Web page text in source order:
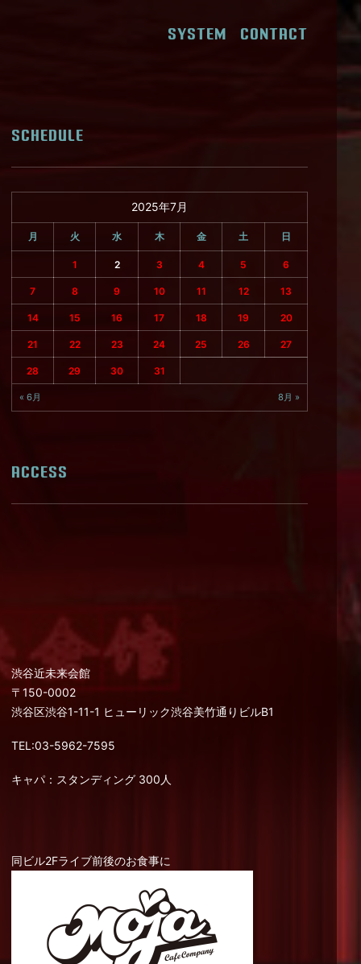
SYSTEM CONTACT
SCHEDULE
2025年7月
月 火 水 木 金 土 日
1 2 3 4 5 6
7 8 9 10 11 12 13
14 15 16 17 18 19 20
21 22 23 24 25 26 27
28 29 30 31
« 6月 8月 »
ACCESS
渋谷近未来会館
〒150-0002
渋谷区渋谷1-11-1 ヒューリック渋谷美竹通りビルB1
TEL:03-5962-7595
キャパ：スタンディング 300人
同ビル2Fライブ前後のお食事に